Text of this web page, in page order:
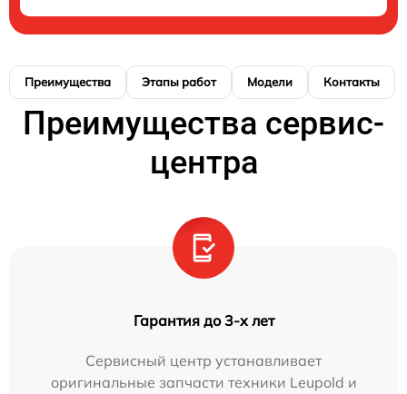
Преимущества Этапы работ Модели Контакты
Преимущества сервис-
центра
Гарантия до 3-х лет
Сервисный центр устанавливает
оригинальные запчасти техники Leupold и